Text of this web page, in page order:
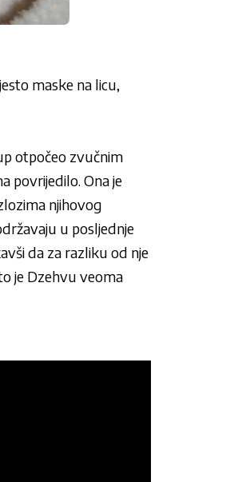
maske na licu,
otpočeo zvučnim
povrijedilo. Ona je
njihovog
u posljednje
da za razliku od nje
je Dzehvu veoma